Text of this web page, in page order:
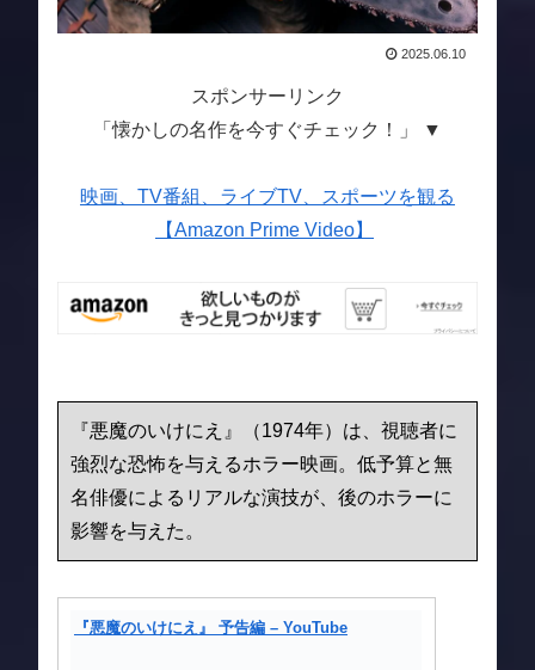
2025.06.10
スポンサーリンク
「懐かしの名作を今すぐチェック！」 ▼
映画、TV番組、ライブTV、スポーツを観る
【Amazon Prime Video】
『悪魔のいけにえ』（1974年）は、視聴者に
強烈な恐怖を与えるホラー映画。低予算と無
名俳優によるリアルな演技が、後のホラーに
影響を与えた。
『悪魔のいけにえ』 予告編 – YouTube